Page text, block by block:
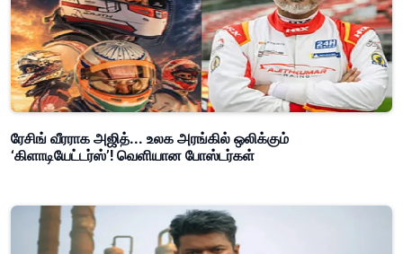
ரேசிங் வீரராக அஜித்... உலக அரங்கில் ஒலிக்கும்
‘கிளாடியேட்டர்ஸ்’! வெளியான போஸ்டர்கள்